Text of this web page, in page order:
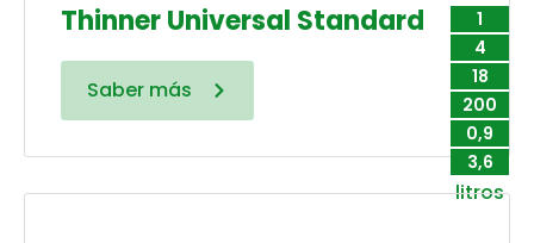
1
4
18
200
0,9
3,6
litros
Thinner Universal Standard
Saber más